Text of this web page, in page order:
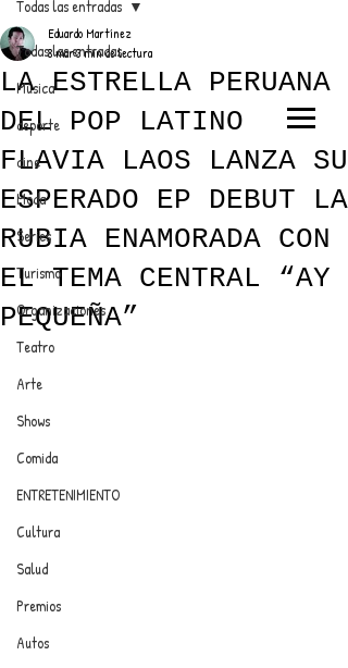
ANUNCIATE CON NOSOTROS
PARA MÁS INFORMACIÓN:
dinamicaseltrendytop@gmail.com
EL TRENDY TOP
CON EDDY MARTINEZ
Todas las entradas
Música
deporte
cine
Moda
Series
Turismo
Organizaciones
Teatro
Arte
Shows
Comida
ENTRETENIMIENTO
Cultura
Salud
Premios
Autos
Todas las entradas
LA ESTRELLA PERUANA
DEL POP LATINO
FLAVIA LAOS LANZA SU
ESPERADO EP DEBUT LA
RUBIA ENAMORADA CON
EL TEMA CENTRAL “AY
PEQUEÑA”
Eduardo Martínez
8 mar3 min de lectura